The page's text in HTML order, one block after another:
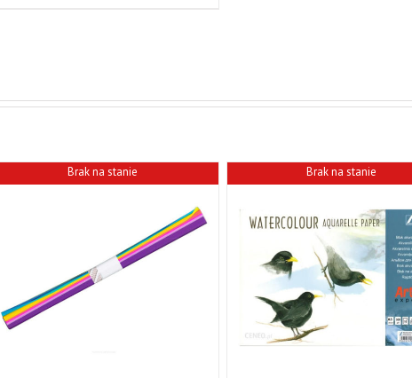
Brak na stanie Brak na stanie